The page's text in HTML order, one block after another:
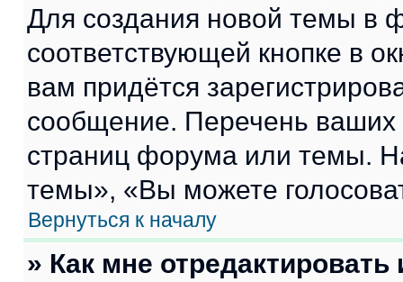
Для создания новой темы в
соответствующей кнопке в
вам придётся
сообщение. Перечень ваших
страниц форума или темы.
темы», «Вы можете
Вернуться к началу
» Как мне